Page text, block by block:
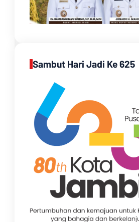
Sambut Hari Jadi Ke 625